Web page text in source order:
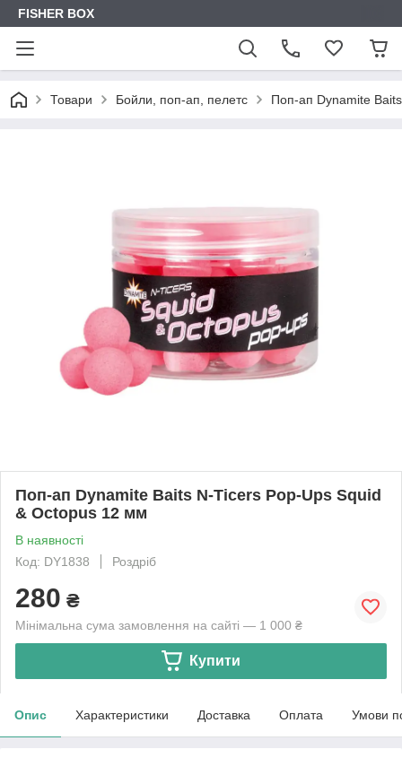
FISHER BOX
Товари Бойли, поп-ап, пелетс Поп-ап Dynamite
Поп-ап Dynamite Baits N-Ticers Pop-Ups Squid
& Octopus 12 мм
В наявності
Код: DY1838
Роздріб
280 ₴
Мінімальна сума замовлення на сайті — 1 000 ₴
Купити
Опис Характеристики Доставка Оплата Умови